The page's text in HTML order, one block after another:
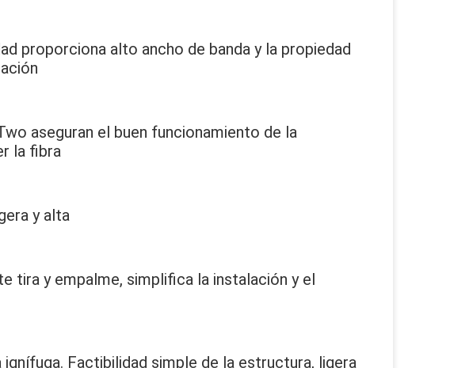
proporciona alto ancho de banda y la propiedad
aseguran el buen funcionamiento de la
la fibra
y alta
tira y empalme, simplifica la instalación y el
Factibilidad simple de la estructura, ligera